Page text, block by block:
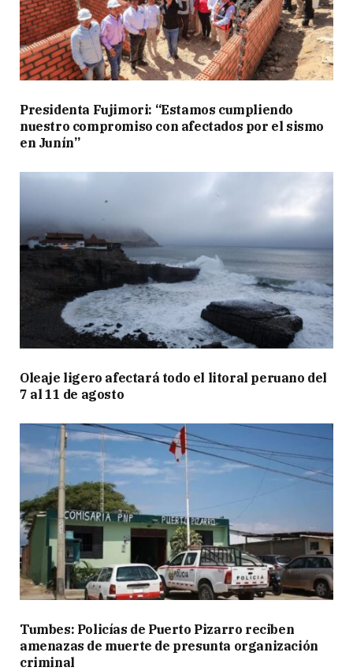
Presidenta Fujimori: “Estamos cumpliendo
nuestro compromiso con afectados por el sismo
en Junín”
Oleaje ligero afectará todo el litoral peruano del
7 al 11 de agosto
Tumbes: Policías de Puerto Pizarro reciben
amenazas de muerte de presunta organización
criminal